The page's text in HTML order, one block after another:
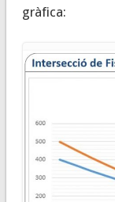
gràfica: